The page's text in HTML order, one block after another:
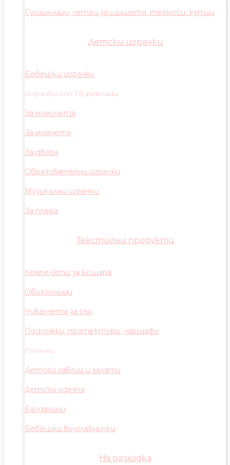
Сушилници, четки за шишета, термоси, кутии
Детски играчки
Бебешки играчки
Играчки от ТВ реклами
За момичета
За момчета
За двора
Образователни играчки
Музикални играчки
За плажа
Текстилни продукти
Компелкти за кошара
Обиколници
Чувалчета за сън
Подложки, протектори, чаршафи
Пелени
Детски хавлии и халати
Детски одеяла
Балдахини
Бебешки възглавнички
На разходка